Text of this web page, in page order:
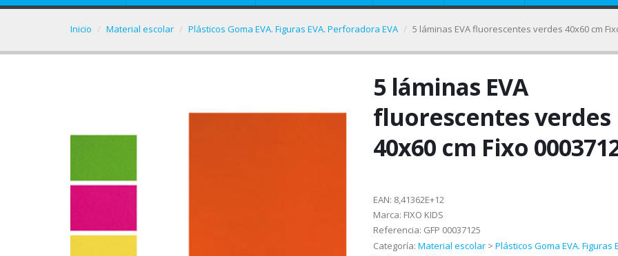
Inicio Material escolar Plásticos Goma EVA. Figuras EVA. Perforadora EVA 5 láminas EVA fluorescentes verdes 40x60 cm
5 láminas EVA
fluorescentes verdes
40x60 cm Fixo
EAN: 8,41362E+12
Marca: FIXO KIDS
Referencia: GFP 00037125
Categoría: Material escolar> Plásticos Goma EVA. Figuras